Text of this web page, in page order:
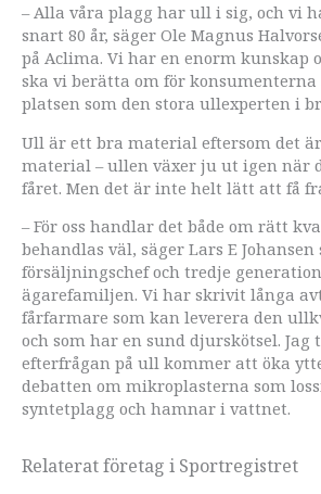
– Alla våra plagg har ull i sig, och vi
snart 80 år, säger Ole Magnus
på Aclima. Vi har en enorm kunskap
ska vi berätta om för
platsen som den stora ullexperten i
Ull är ett bra material eftersom det
material – ullen växer ju ut igen när
fåret. Men det är inte helt lätt att få
– För oss handlar det både om rätt
behandlas väl, säger Lars E Johansen
försäljningschef och tredje
ägarefamiljen. Vi har skrivit långa
fårfarmare som kan leverera den
och som har en sund djurskötsel. Jag
efterfrågan på ull kommer att öka
debatten om mikroplasterna som
syntetplagg och hamnar i vattnet.
Relaterat företag i Sportregistret